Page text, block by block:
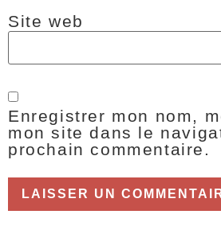
Site web
Enregistrer mon nom,
mon site dans le
prochain commentaire.